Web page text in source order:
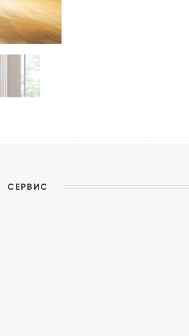
СЕРВИС